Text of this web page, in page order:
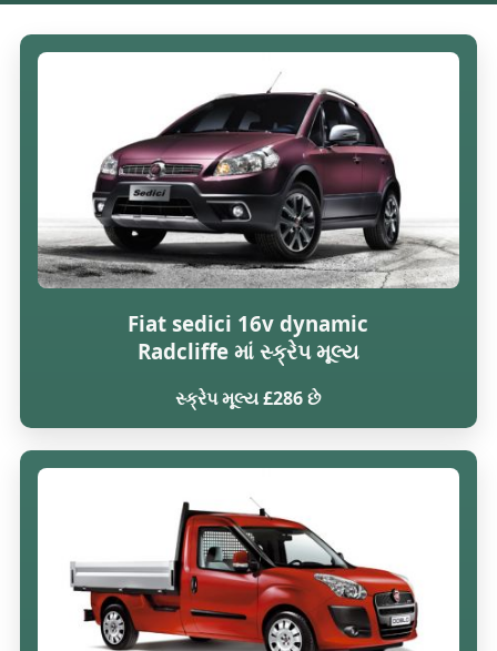
Fiat sedici 16v dynamic
Radcliffe માં સ્ક્રેપ મૂલ્ય
સ્ક્રેપ મૂલ્ય £286 છે